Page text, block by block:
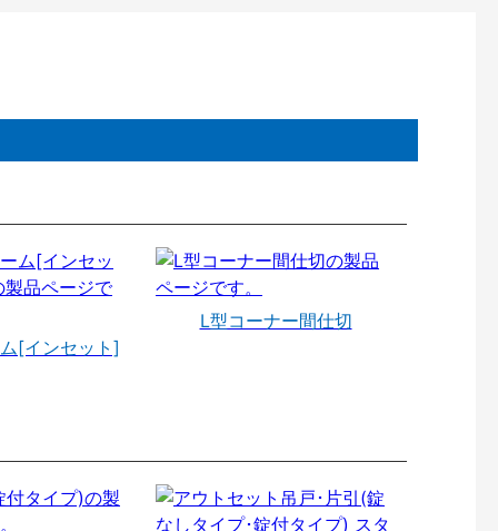
[インセット]
L型コーナー間仕切